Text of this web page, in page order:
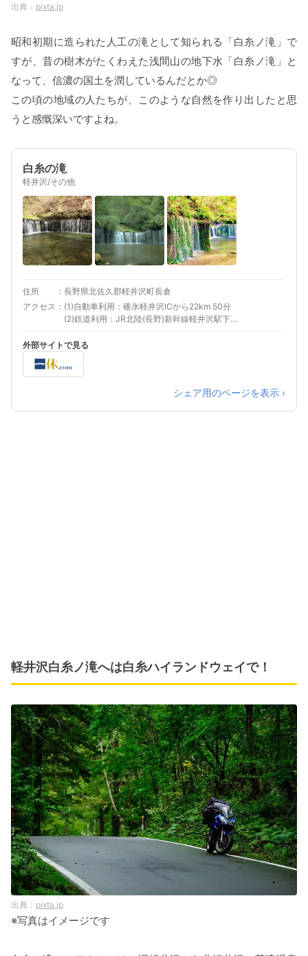
pixta.jp
昭和初期に造られた人工の滝として知られる「白糸ノ滝」で
すが、昔の樹木がたくわえた浅間山の地下水「白糸ノ滝」と
なって、信濃の国土を潤しているんだとか◎
この頃の地域の人たちが、このような自然を作り出したと思
うと感慨深いですよね。
白糸の滝
軽井沢/その他
住所
長野県北佐久郡軽井沢町長倉
アクセス
(1)自動車利用：碓氷軽井沢ICから22km 50分
(2)鉄道利用：JR北陸(長野)新幹線軽井沢駅下車
外部サイトで見る
シェア用のページを表示 ›
軽井沢白糸ノ滝へは白糸ハイランドウェイで！
pixta.jp
※写真はイメージです